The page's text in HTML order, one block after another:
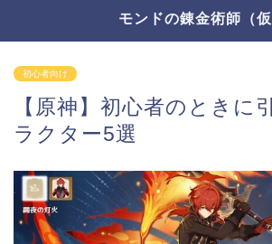
モンドの錬金術師（仮
初心者向け
【原神】初心者のときに
ラクター5選